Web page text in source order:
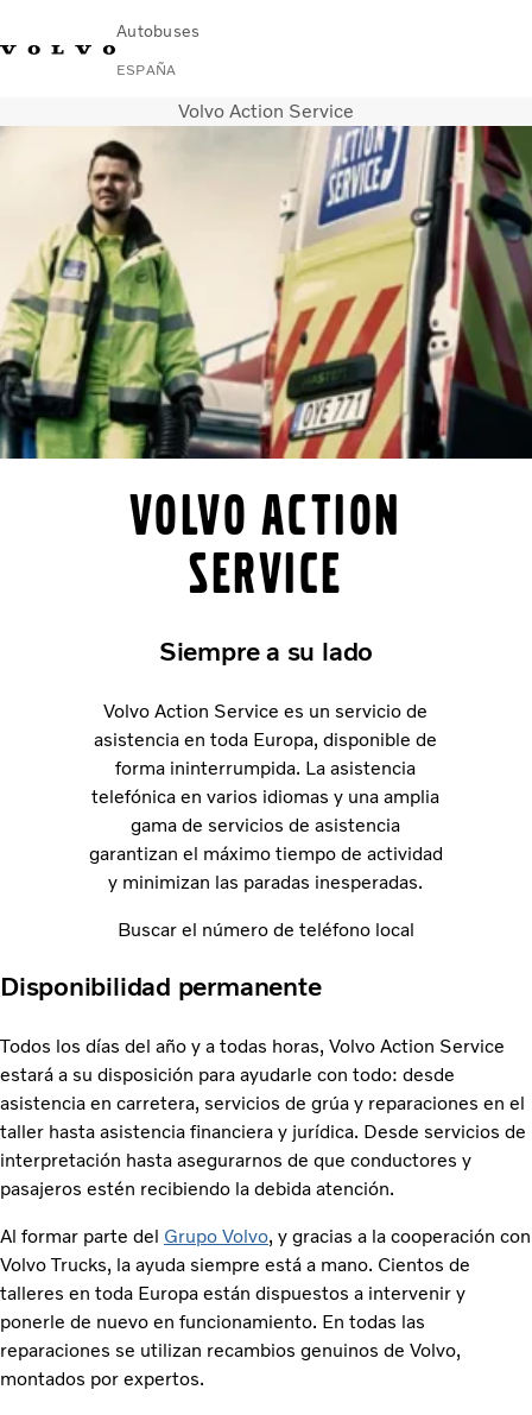
Autobuses
ESPAÑA
Buscar concesionarioVolvo Connect
Autobuses urbanos e interurbanos
Autocares
Servicios
Por qué Volvo
Noticias
Contacto
Volvo Action Service
Volvo Action
Service
Siempre a su lado
Volvo Action Service es un servicio de
asistencia en toda Europa, disponible de
forma ininterrumpida. La asistencia
telefónica en varios idiomas y una amplia
gama de servicios de asistencia
garantizan el máximo tiempo de actividad
y minimizan las paradas inesperadas.
Buscar el número de teléfono local
Disponibilidad permanente
Todos los días del año y a todas horas, Volvo Action Service
estará a su disposición para ayudarle con todo: desde
asistencia en carretera, servicios de grúa y reparaciones en el
taller hasta asistencia financiera y jurídica. Desde servicios de
interpretación hasta asegurarnos de que conductores y
pasajeros estén recibiendo la debida atención.
Al formar parte del Grupo Volvo, y gracias a la cooperación con
Volvo Trucks, la ayuda siempre está a mano. Cientos de
talleres en toda Europa están dispuestos a intervenir y
ponerle de nuevo en funcionamiento. En todas las
reparaciones se utilizan recambios genuinos de Volvo,
montados por expertos.